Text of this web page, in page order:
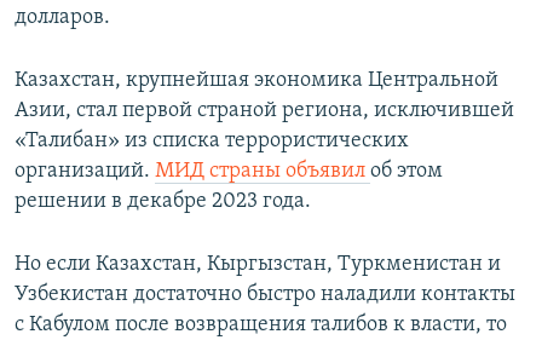
долларов.
Казахстан, крупнейшая экономика Центральной
Азии, стал первой страной региона, исключившей
«Талибан» из списка террористических
организаций. МИД страны объявил об этом
решении в декабре 2023 года.
Но если Казахстан, Кыргызстан, Туркменистан и
Узбекистан достаточно быстро наладили контакты
с Кабулом после возвращения талибов к власти, то